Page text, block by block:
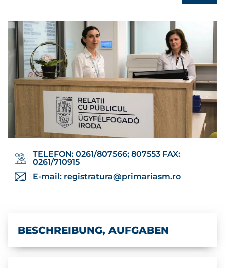
TELEFON: 0261/807566; 807553 FAX:
0261/710915
E-mail: registratura@primariasm.ro
BESCHREIBUNG, AUFGABEN